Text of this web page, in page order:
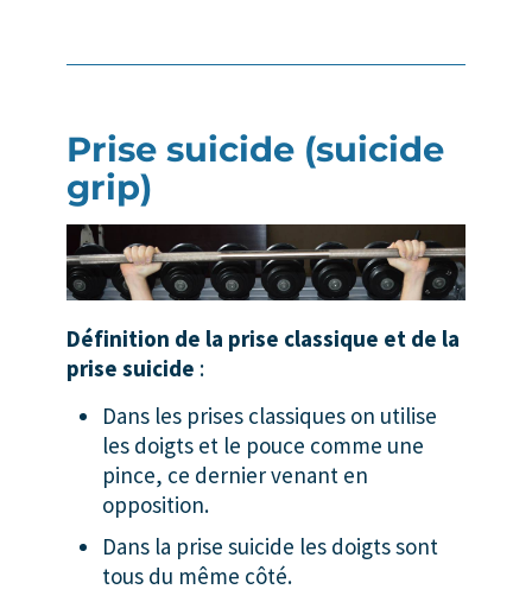
Prise suicide (suicide
grip)
Définition de la prise classique et de la
prise suicide :
Dans les prises classiques on utilise
les doigts et le pouce comme une
pince, ce dernier venant en
opposition.
Dans la prise suicide les doigts sont
tous du même côté.